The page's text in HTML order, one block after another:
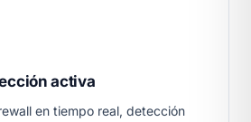
activa
en tiempo real, detección